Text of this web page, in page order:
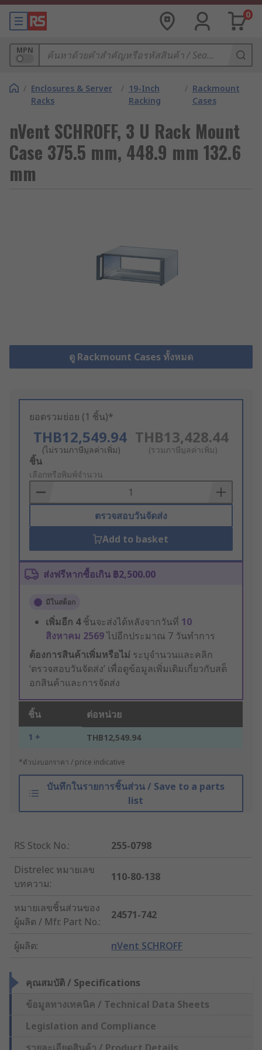
0
MPN
/ Enclosures & Server
Racks
/ 19-Inch
Racking
/ Rackmount
Cases
nVent SCHROFF, 3 U Rack Mount
Case 375.5 mm, 448.9 mm 132.6
mm
ดู Rackmount Cases ทั้งหมด
ยอดรวมย่อย (1 ชิ้น)*
THB12,549.94
(ไม่รวมภาษีมูลค่าเพิ่ม)
THB13,428.44
(รวมภาษีมูลค่าเพิ่ม)
Add
to
Basket
ชิ้น
เลือกหรือพิมพ์จำนวน
ตรวจสอบวันจัดส่ง
Add to basket
ส่งฟรีหากซื้อเกิน ฿2,500.00
มีในสต็อก
เพิ่มอีก 4ชิ้นจะส่งได้หลังจากวันที่ 10
สิงหาคม 2569ไปอีกประมาณ 7 วันทำการ
ต้องการสินค้าเพิ่มหรือไม่ ระบุจำนวนและคลิก
‘ตรวจสอบวันจัดส่ง’ เพื่อดูข้อมูลเพิ่มเติมเกี่ยวกับสต็
อกสินค้าและการจัดส่ง
ชิ้น ต่อหน่วย
1 + THB12,549.94
*ตัวบ่งบอกราคา / price indicative
บันทึกในรายการชิ้นส่วน / Save to a parts
list
RS Stock No.:
255-0798
Distrelec หมายเลข
บทความ:
110-80-138
หมายเลขชิ้นส่วนของ
ผู้ผลิต / Mfr. Part No.:
24571-742
ผู้ผลิต: nVent SCHROFF
คุณสมบัติ / Specifications
ข้อมูลทางเทคนิค / Technical Data Sheets
Legislation and Compliance